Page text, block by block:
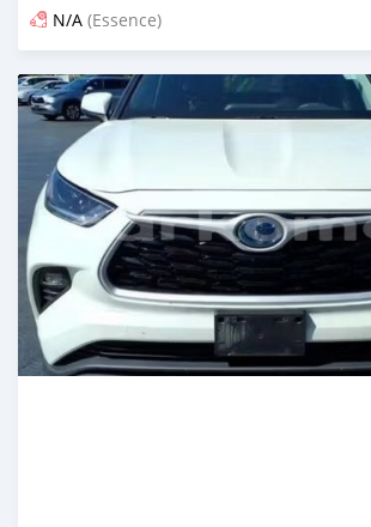
N/A (Essence)
Publié il y a 3 mois